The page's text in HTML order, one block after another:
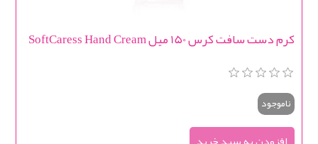
کرم دست سافت کرس 150 میل SoftCaress Hand Cream
ناموجود